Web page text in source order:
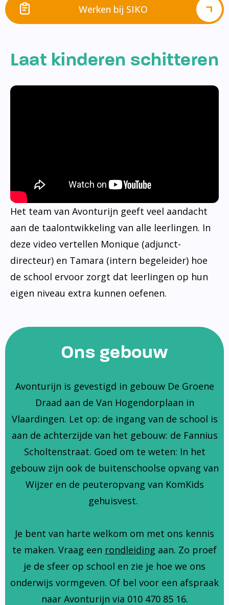
Werken bij SIKO
Laat kinderen schitteren
Het team van Avonturijn geeft veel aandacht
aan de taalontwikkeling van alle leerlingen. In
deze video vertellen Monique (adjunct-
directeur) en Tamara (intern begeleider) hoe
de school ervoor zorgt dat leerlingen op hun
eigen niveau extra kunnen oefenen.
Ons gebouw
Avonturijn is gevestigd in gebouw De Groene
Draad aan de Van Hogendorplaan in
Vlaardingen. Let op: de ingang van de school is
aan de achterzijde van het gebouw: de Fannius
Scholtenstraat. Goed om te weten: In het
gebouw zijn ook de buitenschoolse opvang van
Wijzer en de peuteropvang van KomKids
gehuisvest.
Je bent van harte welkom om met ons kennis
te maken. Vraag een rondleiding aan. Zo proef
je de sfeer op school en zie je hoe we ons
onderwijs vormgeven. Of bel voor een afspraak
naar Avonturijn via 010 470 85 16.